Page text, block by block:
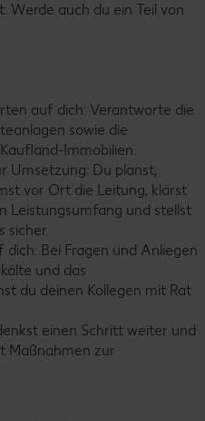
Werde auch du ein Teil von
auf dich: Verantworte die
sowie die
Immobilien.
Umsetzung: Du planst,
vor Ort die Leitung, klärst
Leistungsumfang und stellst
sicher.
Bei Fragen und Anliegen
und das
du deinen Kollegen mit Rat
einen Schritt weiter und
Maßnahmen zur